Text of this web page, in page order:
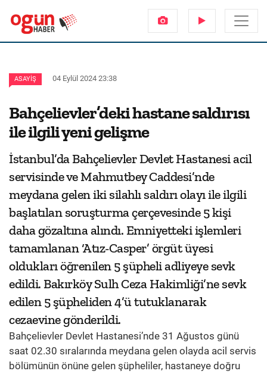
ASAYIŞ 04 Eylül 2024 23:38
Bahçelievler’deki hastane saldırısı
ile ilgili yeni gelişme
İstanbul’da Bahçelievler Devlet Hastanesi acil
servisinde ve Mahmutbey Caddesi’nde
meydana gelen iki silahlı saldırı olayı ile ilgili
başlatılan soruşturma çerçevesinde 5 kişi
daha gözaltına alındı. Emniyetteki işlemleri
tamamlanan ‘Atız-Casper’ örgüt üyesi
oldukları öğrenilen 5 şüpheli adliyeye sevk
edildi. Bakırköy Sulh Ceza Hakimliği’ne sevk
edilen 5 şüpheliden 4’ü tutuklanarak
cezaevine gönderildi.
Bahçelievler Devlet Hastanesi’nde 31 Ağustos günü
saat 02.30 sıralarında meydana gelen olayda acil servis
bölümünün önüne gelen şüpheliler, hastaneye doğru